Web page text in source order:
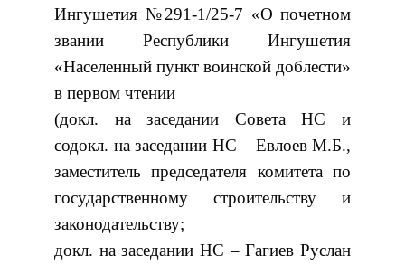
Ингушетия №291-1/25-7 «О почетном
звании Республики Ингушетия
«Населенный пункт воинской доблести»
в первом чтении
(докл. на заседании Совета НС и
содокл. на заседании НС – Евлоев М.Б.,
заместитель председателя комитета по
государственному строительству и
законодательству;
докл. на заседании НС – Гагиев Руслан